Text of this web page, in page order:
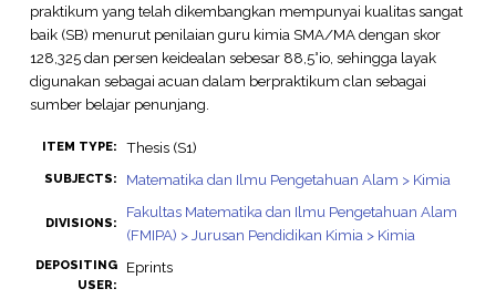
praktikum yang telah dikembangkan mempunyai kualitas sangat
baik (SB) menurut penilaian guru kimia SMA/MA dengan skor
128,325 dan persen keidealan sebesar 88,5°io, sehingga layak
digunakan sebagai acuan dalam berpraktikum clan sebagai
sumber belajar penunjang.
ITEM TYPE: Thesis (S1)
SUBJECTS: Matematika dan Ilmu Pengetahuan Alam > Kimia
DIVISIONS:
Fakultas Matematika dan Ilmu Pengetahuan Alam
(FMIPA) > Jurusan Pendidikan Kimia > Kimia
DEPOSITING
USER:
Eprints